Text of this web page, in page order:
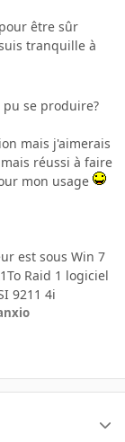
être sûr
tranquille à
se produire?
mais j'aimerais
réussi à faire
mon usage
est sous Win 7
Raid 1 logiciel
9211 4i